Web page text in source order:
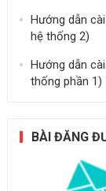
Hướng dẫn
hệ thống 2)
Hướng dẫn
thống phần 1)
BÀI ĐĂNG